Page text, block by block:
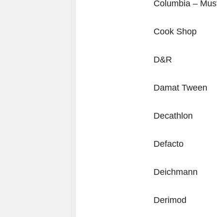
Columbia –
Cook Shop
D&R
Damat Tween
Decathlon
Defacto
Deichmann
Derimod